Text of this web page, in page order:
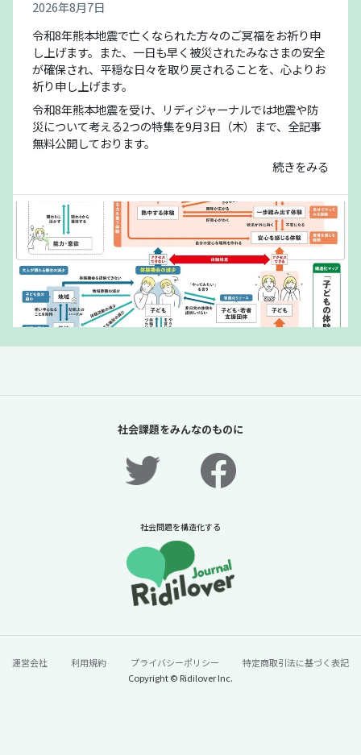
2026年8月7日
令和8年熊本地震で亡くなられた方々のご冥福をお祈り申
し上げます。また、一日も早く被災されたみなさまの安全
が確保され、平穏な日々を取り戻されることを、心よりお
祈り申し上げます。
令和8年熊本地震を受け、リディジャーナルでは地震や防
災について考える2つの特集を9月3日（木）まで、全記事
無料公開しております。
続きをみる
「夏休みの過ごし方は留守番」責任があるの
公開！】【ニュースに潜む社会課題をキャッ
社会課題をみんなのものに
社会問題を構造化する
運営会社 利用規約 プライバシーポリシー
特定商取引法に基づく表記
Copyright © Ridilover Inc.